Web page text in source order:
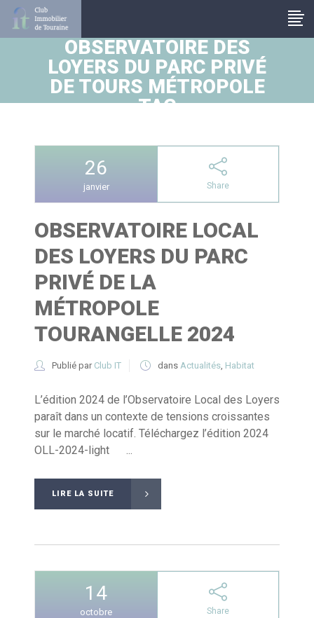
OBSERVATOIRE DES
LOYERS DU PARC PRIVÉ
DE TOURS MÉTROPOLE
TAG
26
janvier Share
OBSERVATOIRE LOCAL
DES LOYERS DU PARC
PRIVÉ DE LA
MÉTROPOLE
TOURANGELLE 2024
Publié par Club IT dans Actualités, Habitat
L’édition 2024 de l’Observatoire Local des Loyers
paraît dans un contexte de tensions croissantes
sur le marché locatif. Téléchargez l’édition 2024
OLL-2024-light ...
LIRE LA SUITE
14
octobre Share
Panneau de gestion des cookies